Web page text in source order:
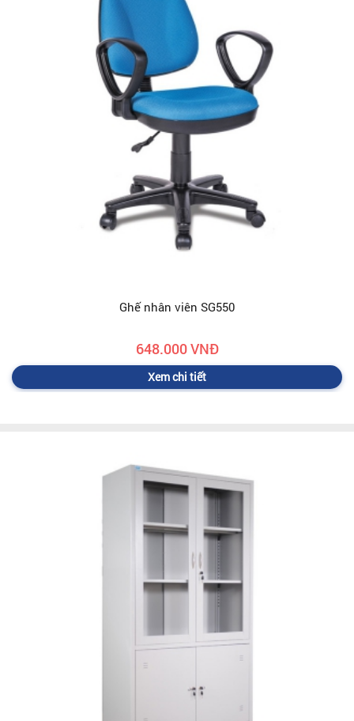
Ghế nhân viên SG550
648.000 VNĐ
Xem chi tiết